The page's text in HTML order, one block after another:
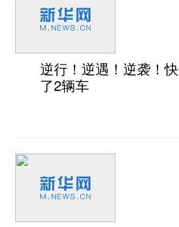
逆行！逆遇！逆袭！
了2辆车